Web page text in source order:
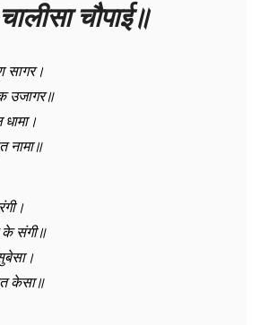
चौपाई॥
सागर।
उजागर॥
नामा॥
के संगी॥
केसा॥